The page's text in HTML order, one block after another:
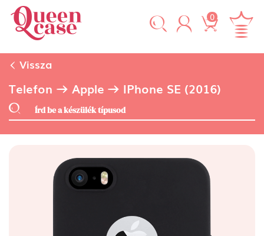
0
Vissza
Telefon Apple IPhone SE (2016)